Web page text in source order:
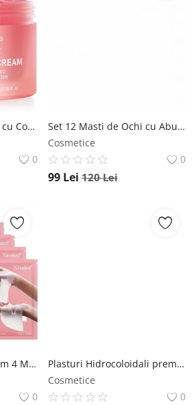
Crema Jeleu Premium cu Colagen si Niacinamide, Hidratare profunda si Elasticitate, 100 ml NOVA KISS
0
Set 12 Masti de Ochi cu Aburi, Auto-Incalzire pentru Relaxarea Ochilor Obositi, Lavanda NOVA KISS
Cosmetice
0
99 Lei 120Lei
Set Tratement Premium 4 Masti BIO Colagen, Formula Avansata cu Probiotice, Tehnologie HydroGel NOVA KISS
0
Plasturi Hidrocoloidali premium pentru Acnee, Set 18 bucati, Advanced Technology, Elaimei ELAIMEI
Cosmetice
0